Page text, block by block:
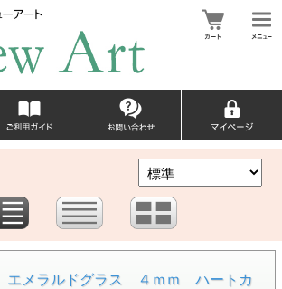
エメラルドグラス ４ｍｍ ハートカ